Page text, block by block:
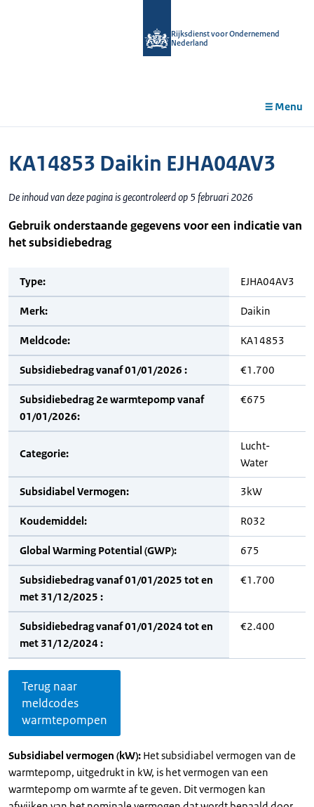
Rijksdienst voor Ondernemend
Nederland
Menu
KA14853 Daikin EJHA04AV3
De inhoud van deze pagina is gecontroleerd op 5 februari 2026
Gebruik onderstaande gegevens voor een indicatie van
het subsidiebedrag
Type: EJHA04AV3
Merk: Daikin
Meldcode: KA14853
Subsidiebedrag vanaf 01/01/2026 : €1.700
Subsidiebedrag 2e warmtepomp vanaf
01/01/2026:
€675
Categorie:
Lucht-
Water
Subsidiabel Vermogen: 3kW
Koudemiddel: R032
Global Warming Potential (GWP): 675
Subsidiebedrag vanaf 01/01/2025 tot en
met 31/12/2025 :
€1.700
Subsidiebedrag vanaf 01/01/2024 tot en
met 31/12/2024 :
€2.400
Terug naar
meldcodes
warmtepompen
Subsidiabel vermogen (kW): Het subsidiabel vermogen van de
warmtepomp, uitgedrukt in kW, is het vermogen van een
warmtepomp om warmte af te geven. Dit vermogen kan